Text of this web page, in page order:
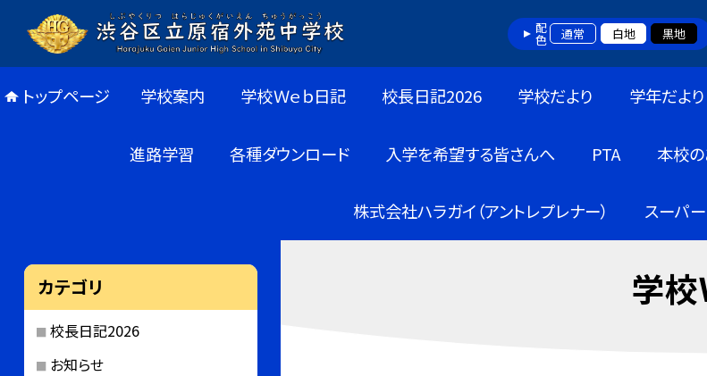
配色 通常 白地 黒地
トップページ 学校案内 学校Ｗｅｂ日記 校長日記2026 学校だより 学年だより
進路学習 各種ダウンロード 入学を希望する皆さんへ PTA 本校の
株式会社ハラガイ（アントレプレナー） スーパ
学校
カテゴリ
校長日記2026
お知らせ